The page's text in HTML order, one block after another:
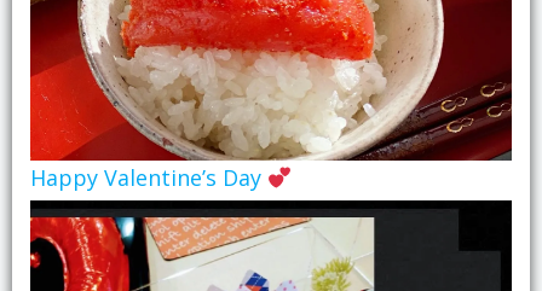
Happy Valentine’s Day